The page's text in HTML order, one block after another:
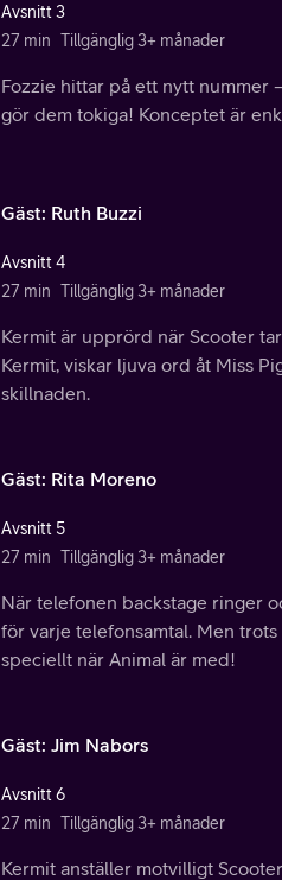
Avsnitt 3
27 min Tillgänglig 3+ månader
Fozzie hittar på ett nytt nummer
gör dem tokiga! Konceptet är
Gäst: Ruth Buzzi
Avsnitt 4
27 min Tillgänglig 3+ månader
Kermit är upprörd när Scooter
Kermit, viskar ljuva ord åt Miss
skillnaden.
Gäst: Rita Moreno
Avsnitt 5
27 min Tillgänglig 3+ månader
När telefonen backstage ringer
för varje telefonsamtal. Men trots
speciellt när Animal är med!
Gäst: Jim Nabors
Avsnitt 6
27 min Tillgänglig 3+ månader
Kermit anställer motvilligt